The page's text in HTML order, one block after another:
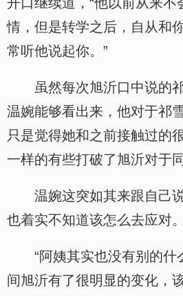
情，但是转学之后，自从和
常听他说起你。”
虽然每次旭沂口中说的
温婉能够看出来，他对于祁
只是觉得她和之前接触过的
一样的有些打破了旭沂对于
温婉这突如其来跟自己
也着实不知道该怎么去应对。
“阿姨其实也没有别的
间旭沂有了很明显的变化，